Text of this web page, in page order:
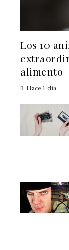
Los 10
alimento
Hace 1 día